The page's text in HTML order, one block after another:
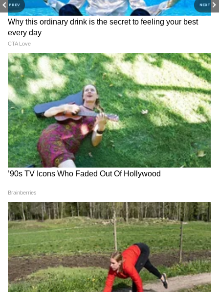
PREV NEXT
सदिच्छा.
योग दिनानिमित्त निरोगी आणि आनंदी आयुष्यासाठी
शुभेच्छा.
दररोज योग करा, जीवनात सकारात्मकता भरा.
योग हा आरोग्याचा आधार आहे, योग दिनाच्या शुभेच्छा.
निरोगी शरीर आणि शांत मनासाठी योगाचा स्वीकार करा.
आंतरराष्ट्रीय योग दिनाच्या मंगलमय शुभेच्छा.
योगामुळे ऊर्जा, आत्मविश्वास आणि यश वाढतं.
योगाला जीवनाचा भाग बनवा आणि आनंद मिळवा.
योग करा, आजार दूर करा. योग दिनाच्या हार्दिक
शुभेच्छा.